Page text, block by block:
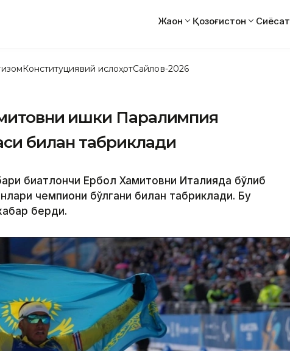
Жаҳон Қозоғистон Сиёсат
Конституциявий ислоҳотСайлов-2026
қишки Паралимпия
билан табриклади
биатлончи Ербол Хамитовни Италияда бўлиб
чемпиони бўлгани билан табриклади. Бу
берди.